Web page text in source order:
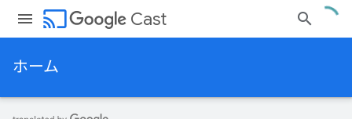
cast Cast
ホーム